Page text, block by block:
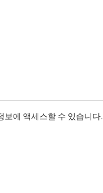
보에 액세스할 수 있습니다.